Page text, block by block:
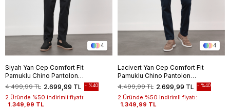
4
Siyah Yan Cep Comfort Fit
Pamuklu Chino Pantolon
1003260172
2.699,99 TL
4.499,99 TL %40
2.Üründe %50 indirimli fiyatı:
1.349,99 TL
4
Lacivert Yan Cep Comfort Fit
Pamuklu Chino Pantolon
1003260172
2.699,99 TL
4.499,99 TL %40
2.Üründe %50 indirimli fiyatı:
1.349,99 TL